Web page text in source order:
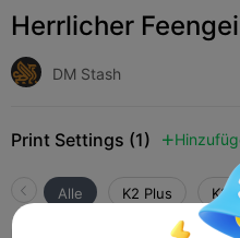
Herrlicher
DM Stash
Print Settings (1) 
Alle K2 Plus K2